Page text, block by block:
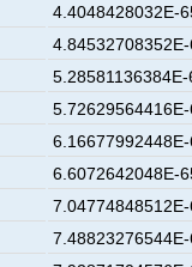
4.4048428032E-
6.6072642048E-